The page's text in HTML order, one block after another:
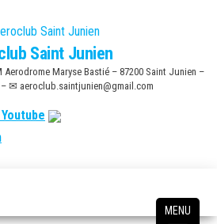
Saint Junien
Maryse Bastié – 87200 Saint Junien –
✉ aeroclub.saintjunien@gmail.com
Youtube
MENU